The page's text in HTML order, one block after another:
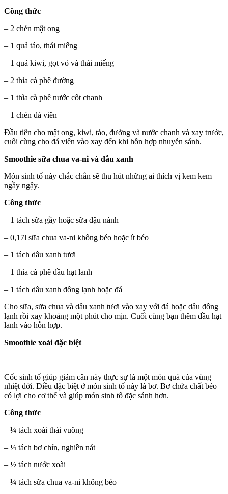
Công thức
– 2 chén mật ong
– 1 quả táo, thái miếng
– 1 quả kiwi, gọt vỏ và thái miếng
– 2 thìa cà phê đường
– 1 thìa cà phê nước cốt chanh
– 1 chén đá viên
Đầu tiên cho mật ong, kiwi, táo, đường và nước chanh và xay trước,
cuối cùng cho đá viên vào xay đến khi hỗn hợp nhuyễn sánh.
Smoothie sữa chua va-ni và dâu xanh
Món sinh tố này chắc chắn sẽ thu hút những ai thích vị kem kem
ngầy ngậy.
Công thức
– 1 tách sữa gầy hoặc sữa đậu nành
– 0,17l sữa chua va-ni không béo hoặc ít béo
– 1 tách dâu xanh tươi
– 1 thìa cà phê dầu hạt lanh
– 1 tách dâu xanh đông lạnh hoặc đá
Cho sữa, sữa chua và dâu xanh tươi vào xay với đá hoặc dâu đông
lạnh rồi xay khoảng một phút cho mịn. Cuối cùng bạn thêm dầu hạt
lanh vào hỗn hợp.
Smoothie xoài đặc biệt
Cốc sinh tố giúp giảm cân này thực sự là một món quà của vùng
nhiệt đới. Điều đặc biệt ở món sinh tố này là bơ. Bơ chứa chất béo
có lợi cho cơ thể và giúp món sinh tố đặc sánh hơn.
Công thức
– ¼ tách xoài thái vuông
– ¼ tách bơ chín, nghiền nát
– ½ tách nước xoài
– ¼ tách sữa chua va-ni không béo